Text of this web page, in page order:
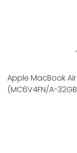
Apple MacBook
(MC6V4FN/A-